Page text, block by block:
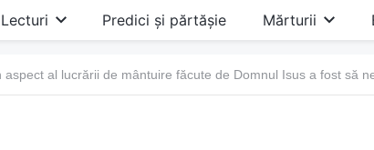
Lecturi Predici și părtășie Mărturii